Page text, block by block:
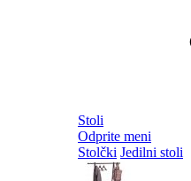
Stoli
Odprite meni
Stolčki Jedilni stoli